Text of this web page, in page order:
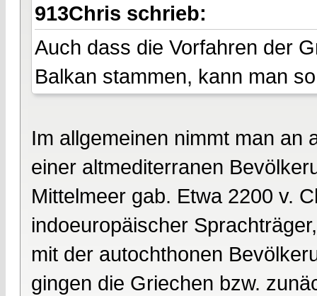
913Chris schrieb:
Auch dass die Vorfahren der
Balkan stammen, kann man
Im allgemeinen nimmt man an
einer altmediterranen
Mittelmeer gab. Etwa 2200 v.
indoeuropäischer
mit der autochthonen
gingen die Griechen bzw.